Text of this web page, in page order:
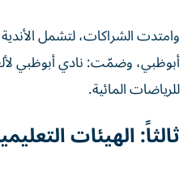
وامتدت الشراكات، لتشمل
أبوظبي، وضمّت: نادي أبوظبي
للرياضات المائية.
ثالثاً: الهيئات